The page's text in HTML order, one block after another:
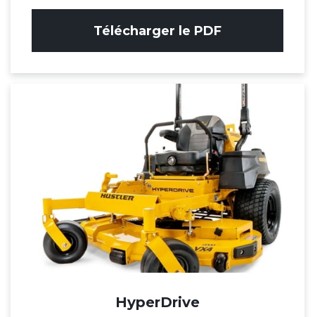
Télécharger le PDF
HyperDrive